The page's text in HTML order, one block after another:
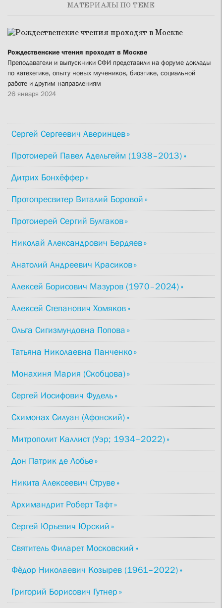
МАТЕРИАЛЫ ПО ТЕМЕ
Рождественские чтения проходят в Москве
Преподаватели и выпускники СФИ представили на форуме доклады
по катехетике, опыту новых мучеников, биоэтике, социальной
работе и другим направлениям
26 января 2024
Сергей Сергеевич Аверинцев
Протоиерей Павел Адельгейм (1938–2013)
Дитрих Бонхёффер
Протопресвитер Виталий Боровой
Протоиерей Сергий Булгаков
Николай Александрович Бердяев
Анатолий Андреевич Красиков
Алексей Борисович Мазуров (1970–2024)
Алексей Степанович Хомяков
Ольга Сигизмундовна Попова
Татьяна Николаевна Панченко
Монахиня Мария (Скобцова)
Сергей Иосифович Фудель
Схимонах Силуан (Афонский)
Митрополит Каллист (Уэр; 1934–2022)
Дон Патрик де Лобье
Никита Алексеевич Струве
Архимандрит Роберт Тафт
Сергей Юрьевич Юрский
Святитель Филарет Московский
Фёдор Николаевич Козырев (1961–2022)
Григорий Борисович Гутнер